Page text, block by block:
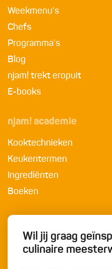
Weekmenu's
Chefs
Programma's
Blog
njam! trekt eropuit
E-books
njam! academie
Kooktechnieken
Keukentermen
Ingrediënten
Boeken
Wil jij graag
culinaire